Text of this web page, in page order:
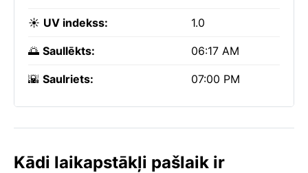
☀️ UV indekss: 1.0
🌅 Saullēkts: 06:17 AM
🌇 Saulriets: 07:00 PM
Kādi laikapstākļi pašlaik ir